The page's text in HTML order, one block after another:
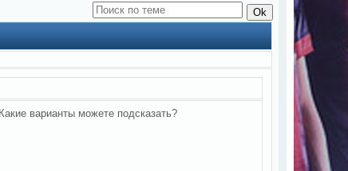
варианты можете подсказать?